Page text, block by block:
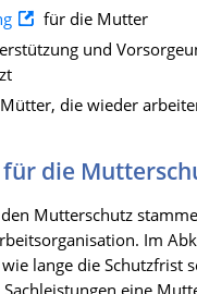
für die Mutter
und
die wieder
für die
Mutterschutz
Im
lange die Schutzfrist
eine